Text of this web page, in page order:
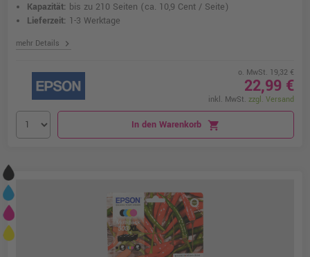
Kapazität: bis zu 210 Seiten (ca. 10,9 Cent / Seite)
Lieferzeit: 1-3 Werktage
mehr Details chevron_right
o. MwSt. 19,32 €
22,99 €
inkl. MwSt. zzgl. Versand
In den Warenkorb shopping_cart